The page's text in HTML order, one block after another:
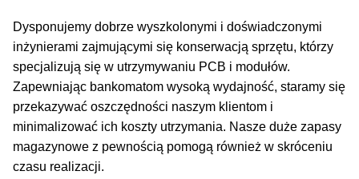
Dysponujemy dobrze wyszkolonymi i doświadczonymi
inżynierami zajmującymi się konserwacją sprzętu, którzy
specjalizują się w utrzymywaniu PCB i modułów.
Zapewniając bankomatom wysoką wydajność, staramy się
przekazywać oszczędności naszym klientom i
minimalizować ich koszty utrzymania. Nasze duże zapasy
magazynowe z pewnością pomogą również w skróceniu
czasu realizacji.